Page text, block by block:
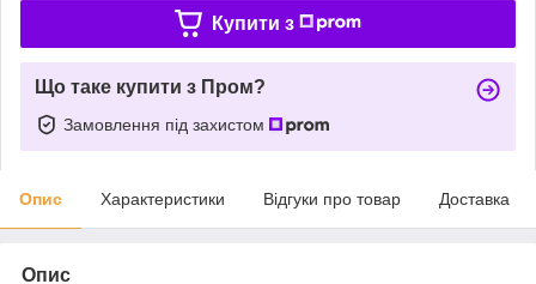
Купити з
Що таке купити з Пром?
Замовлення під захистом
Опис Характеристики Відгуки про товар Доставка
Опис